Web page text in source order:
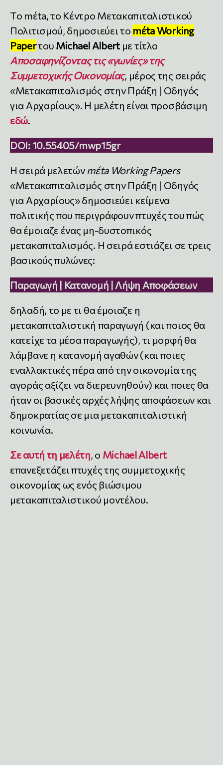
Tο mέta, το Κέντρο Μετακαπιταλιστικού
Πολιτισμού, δημοσιεύει το mέta Working
Paperτου Michael Albertμε τίτλο
Αποσαφηνίζοντας τις «γωνίες» της
Συμμετοχικής Οικονομίας, μέρος της σειράς
«Μετακαπιταλισμός στην Πράξη | Οδηγός
για Αρχαρίους». Η μελέτη είναι προσβάσιμη
εδώ.
DOI: 10.55405/mwp15gr
Η σειρά μελετών mέta Working Papers
«Μετακαπιταλισμός στην Πράξη | Οδηγός
για Αρχαρίους» δημοσιεύει κείμενα
πολιτικής που περιγράφουν πτυχές του πώς
θα έμοιαζε ένας μη-δυστοπικός
μετακαπιταλισμός. Η σειρά εστιάζει σε τρεις
βασικούς πυλώνες:
Παραγωγή | Κατανομή | Λήψη Αποφάσεων
δηλαδή, το με τι θα έμοιαζε η
μετακαπιταλιστική παραγωγή (και ποιος θα
κατείχε τα μέσα παραγωγής), τι μορφή θα
λάμβανε η κατανομή αγαθών (και ποιες
εναλλακτικές πέρα από την οικονομία της
αγοράς αξίζει να διερευνηθούν) και ποιες θα
ήταν οι βασικές αρχές λήψης αποφάσεων και
δημοκρατίας σε μια μετακαπιταλιστική
κοινωνία.
Σε αυτή τη μελέτη, ο Michael Albert
επανεξετάζει πτυχές της συμμετοχικής
οικονομίας ως ενός βιώσιμου
μετακαπιταλιστικού μοντέλου.